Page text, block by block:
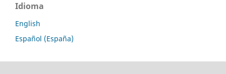
Idioma
English
Español (España)